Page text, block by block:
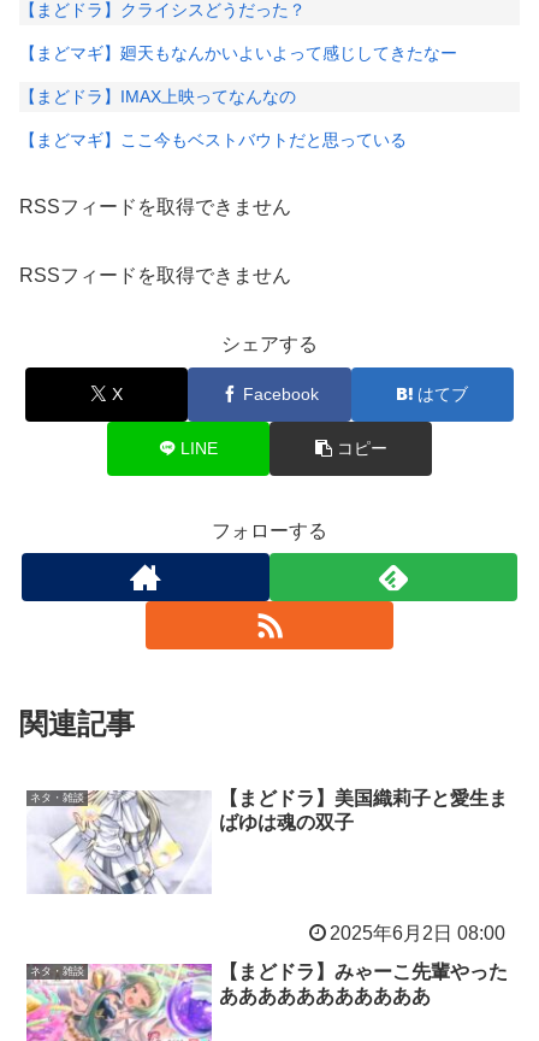
【まどドラ】クライシスどうだった？
【まどマギ】廻天もなんかいよいよって感じしてきたなー
【まどドラ】IMAX上映ってなんなの
【まどマギ】ここ今もベストバウトだと思っている
RSSフィードを取得できません
RSSフィードを取得できません
シェアする
X Facebook はてブ
LINE コピー
フォローする
関連記事
ネタ・雑談
【まどドラ】美国織莉子と愛生ま
ばゆは魂の双子
2025年6月2日 08:00
ネタ・雑談
【まどドラ】みゃーこ先輩やった
あああああああああああ